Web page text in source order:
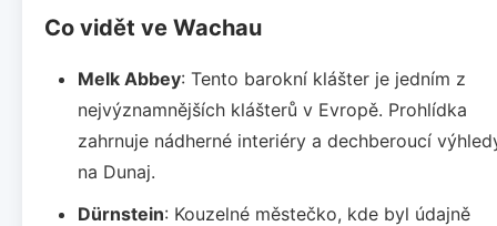
Co vidět ve Wachau
Melk Abbey: Tento barokní klášter je jedním z
nejvýznamnějších klášterů v Evropě. Prohlídka
zahrnuje nádherné interiéry a dechberoucí
na Dunaj.
Dürnstein: Kouzelné městečko, kde byl údajně